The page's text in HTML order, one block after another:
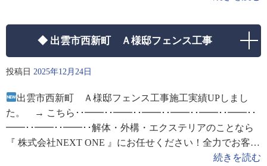
◆ 出雲市西新町 Ａ様邸フェンス工事
投稿日 2025年12月24日
出雲市西新町 Ａ様邸フェンス工事施工実績UPしまし
た。 → こちら･･━━･･━━･･━━･･━━･･━━･･━━･･
━━･･━━･･━━･･解体・外構・エクステリアのことなら
『 株式会社NEXT ONE 』にお任せください！全力でお客様
続きを読む